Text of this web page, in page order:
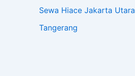
Sewa Hiace Jakarta Utara
Tangerang